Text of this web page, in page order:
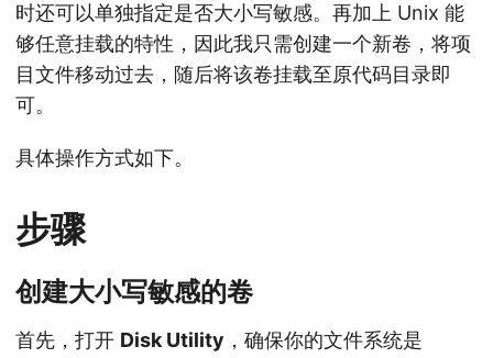
时还可以单独指定是否大小写敏感。再加上 Unix 能
够任意挂载的特性，因此我只需创建一个新卷，将项
目文件移动过去，随后将该卷挂载至原代码目录即
可。
具体操作方式如下。
步骤
创建大小写敏感的卷
首先，打开 Disk Utility ，确保你的文件系统是